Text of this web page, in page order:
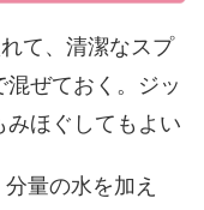
て、清潔なスプ
ぜておく。ジッ
ほぐしてもよい
量の水を加え